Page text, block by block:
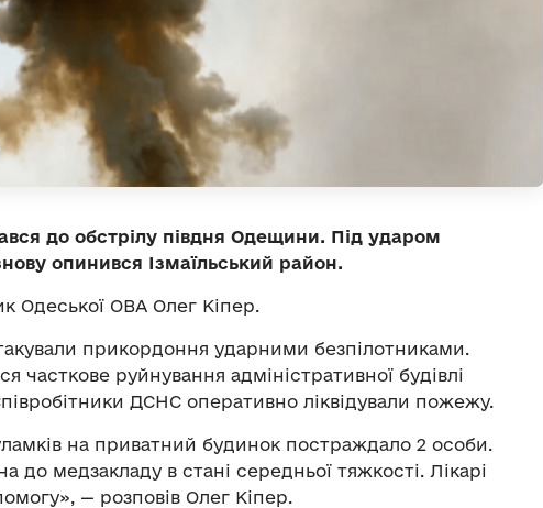
до обстрілу півдня Одещини. Під ударом
опинився Ізмаїльський район.
Одеської ОВА Олег Кіпер.
прикордоння ударними безпілотниками.
часткове руйнування адміністративної будівлі
ДСНС оперативно ліквідували пожежу.
на приватний будинок постраждало 2 особи.
до медзакладу в стані середньої тяжкості. Лікарі
— розповів Олег Кіпер.